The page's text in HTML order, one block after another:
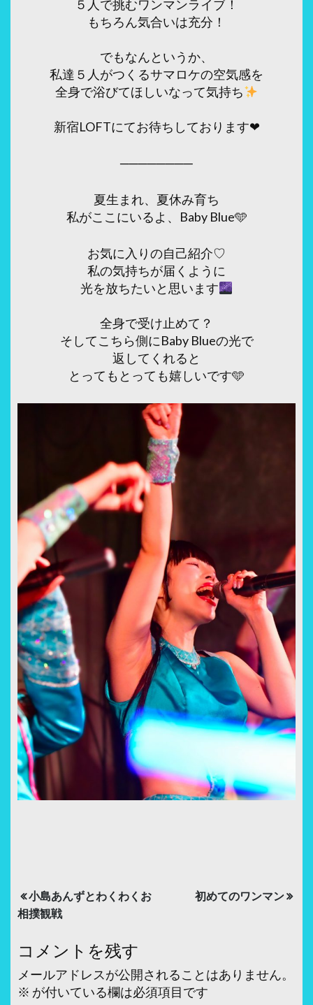
５人で挑むワンマンライブ！
もちろん気合いは充分！
でもなんというか、
私達５人がつくるサマロケの空気感を
全身で浴びてほしいなって気持ち
新宿LOFTにてお待ちしております❤︎
────────
夏生まれ、夏休み育ち
私がここにいるよ、Baby Blue🩵
お気に入りの自己紹介♡
私の気持ちが届くように
光を放ちたいと思います
全身で受け止めて？
そしてこちら側にBaby Blueの光で
返してくれると
とってもとっても嬉しいです🩵
投
稿
ナ
ビ
ゲ
小島あんずとわくわくお
相撲観戦
初めてのワンマン
コメントを残す
メールアドレスが公開されることはありません。
※ が付いている欄は必須項目です